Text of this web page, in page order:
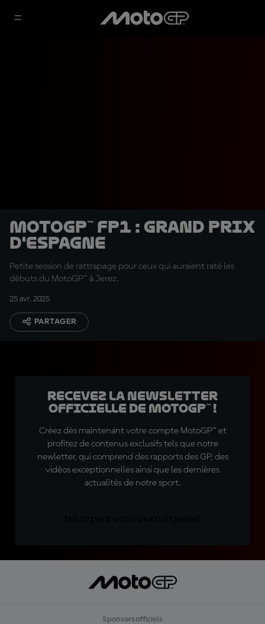
MotoGP™ FP1 : Grand Prix
d'Espagne
Petite session de rattrapage pour ceux qui auraient raté les
débuts du MotoGP™ à Jerez.
25 avr. 2025
PARTAGER
Recevez la Newsletter
officielle de MotoGP™ !
Créez dès maintenant votre compte MotoGP™ et
profitez de contenus exclusifs tels que notre
newletter, qui comprend des rapports des GP, des
vidéos exceptionnelles ainsi que les dernières
actualités de notre sport.
Sponsors officiels